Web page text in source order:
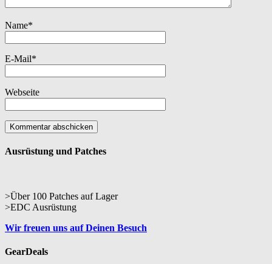
Name*
E-Mail*
Webseite
Ausrüstung und Patches
>Über 100 Patches auf Lager
>EDC Ausrüstung
Wir freuen uns auf Deinen Besuch
GearDeals